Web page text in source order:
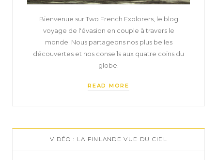
Bienvenue sur Two French Explorers, le blog
voyage de l'évasion en couple à travers le
monde. Nous partageons nos plus belles
découvertes et nos conseils aux quatre coins du
globe.
READ MORE
VIDÉO : LA FINLANDE VUE DU CIEL